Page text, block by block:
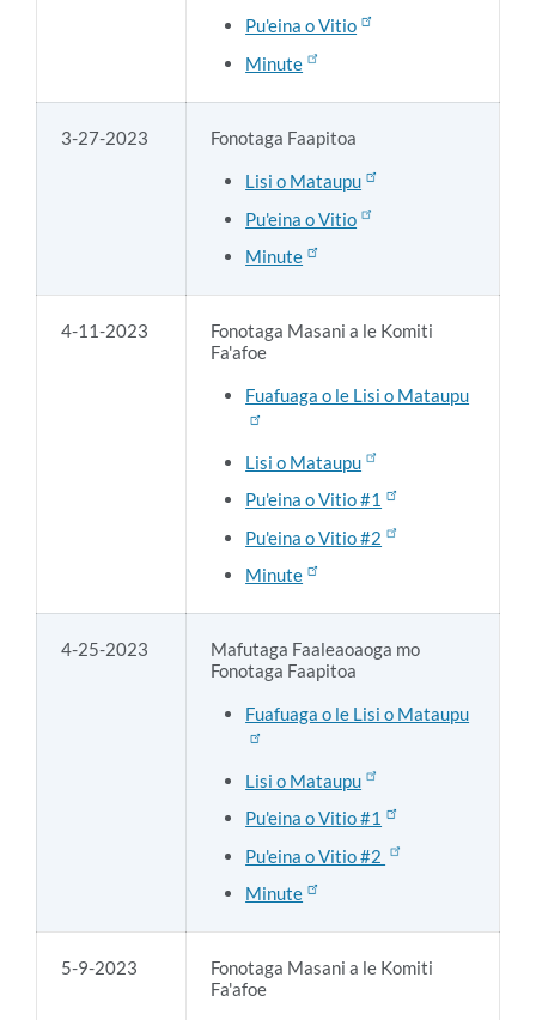
Pu'eina o Vitio
Minute
3-27-2023
Fonotaga Faapitoa
Lisi o Mataupu
Pu'eina o Vitio
Minute
4-11-2023
Fonotaga Masani a le Komiti
Fa'afoe
Fuafuaga o le Lisi o Mataupu
Lisi o Mataupu
Pu'eina o Vitio #1
Pu'eina o Vitio #2
Minute
4-25-2023
Mafutaga Faaleaoaoga mo
Fonotaga Faapitoa
Fuafuaga o le Lisi o Mataupu
Lisi o Mataupu
Pu'eina o Vitio #1
Pu'eina o Vitio #2
Minute
5-9-2023
Fonotaga Masani a le Komiti
Fa'afoe